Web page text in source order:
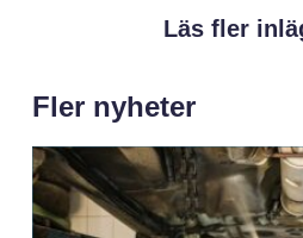
Läs fler
Fler nyheter